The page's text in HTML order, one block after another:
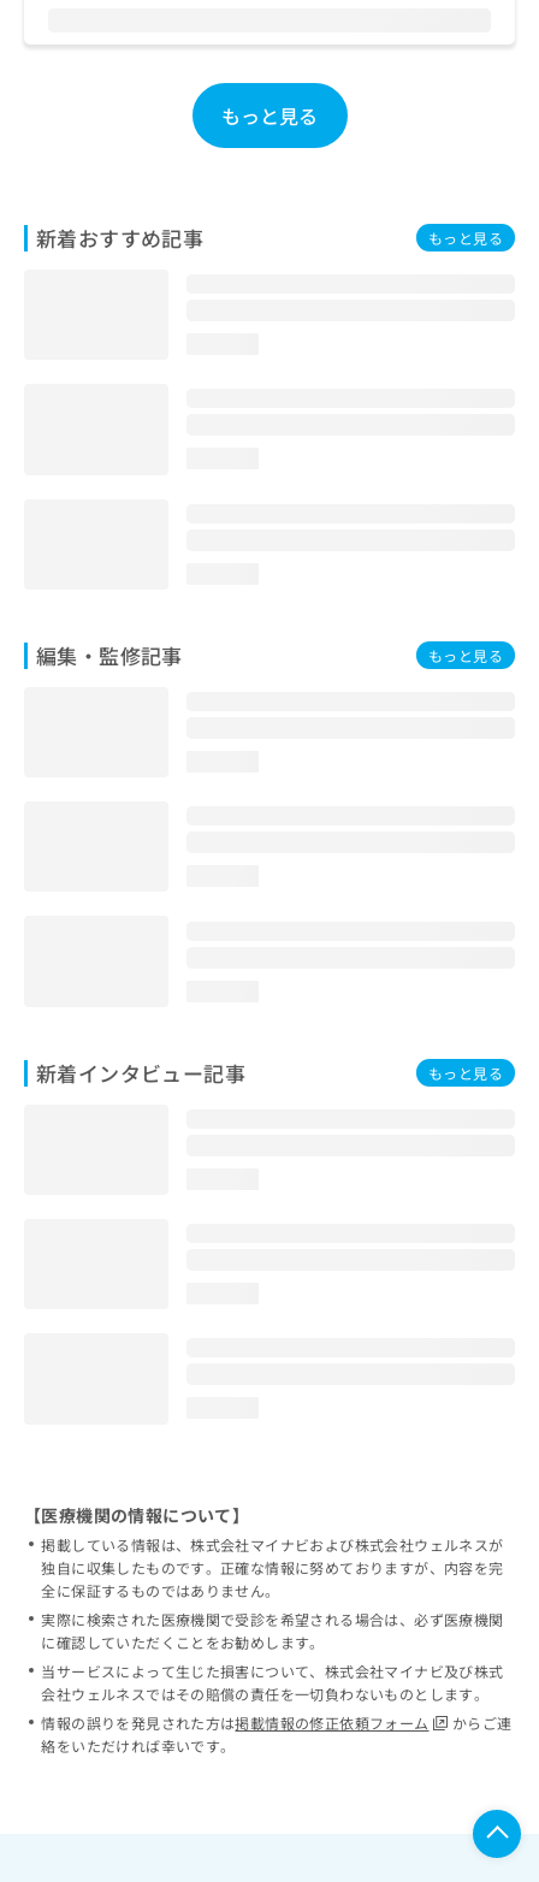
もっと見る
新着おすすめ記事 もっと見る
編集・監修記事 もっと見る
新着インタビュー記事 もっと見る
問
ら
【医療機関の情報について】
掲載している情報は、株式会社マイナビおよび株式会社ウェルネスが
独自に収集したものです。正確な情報に努めておりますが、内容を完
全に保証するものではありません。
実際に検索された医療機関で受診を希望される場合は、必ず医療機関
に確認していただくことをお勧めします。
当サービスによって生じた損害について、株式会社マイナビ及び株式
会社ウェルネスではその賠償の責任を一切負わないものとします。
情報の誤りを発見された方は掲載情報の修正依頼フォーム
からご連
絡をいただければ幸いです。